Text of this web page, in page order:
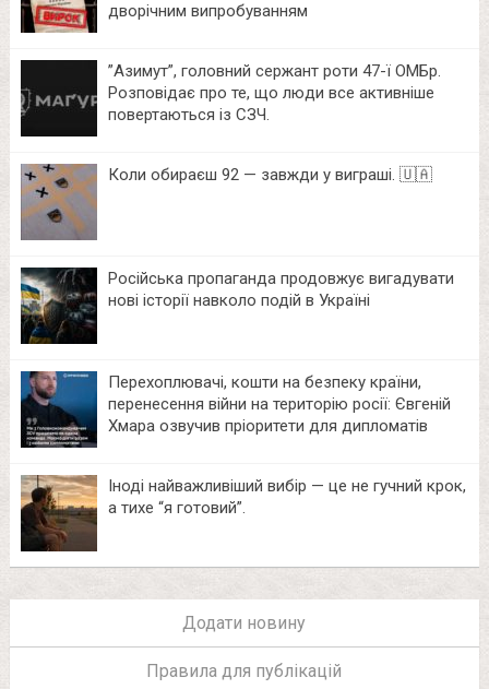
дворічним випробуванням
⁨”Азимут”, головний сержант роти 47-ї ОМБр.
Розповідає про те, що люди все активніше
повертаються із СЗЧ.
Коли обираєш 92 — завжди у виграші. 🇺🇦
Російська пропаганда продовжує вигадувати
нові історії навколо подій в Україні
Перехоплювачі, кошти на безпеку країни,
перенесення війни на територію росії: Євгеній
Хмара озвучив пріоритети для дипломатів
Іноді найважливіший вибір — це не гучний крок,
а тихе “я готовий”.
Додати новину
Правила для публікацій